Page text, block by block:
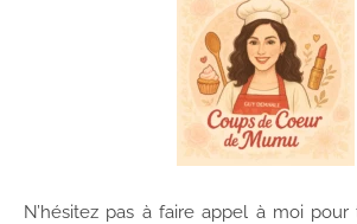
N’hésitez pas à faire appel à moi